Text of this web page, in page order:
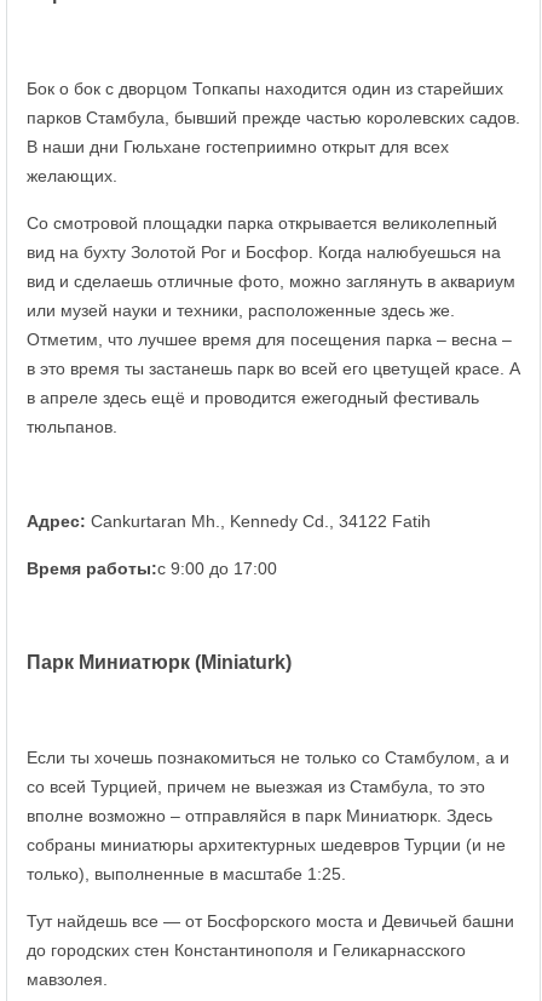
Бок о бок с дворцом Топкапы находится один из старейших
парков Стамбула, бывший прежде частью королевских садов.
В наши дни Гюльхане гостеприимно открыт для всех
желающих.
Со смотровой площадки парка открывается великолепный
вид на бухту Золотой Рог и Босфор. Когда налюбуешься на
вид и сделаешь отличные фото, можно заглянуть в аквариум
или музей науки и техники, расположенные здесь же.
Отметим, что лучшее время для посещения парка – весна –
в это время ты застанешь парк во всей его цветущей красе. А
в апреле здесь ещё и проводится ежегодный фестиваль
тюльпанов.
Адрес: Cankurtaran Mh., Kennedy Cd., 34122 Fatih
Время работы:с 9:00 до 17:00
Парк Миниатюрк (Miniaturk)
Если ты хочешь познакомиться не только со Стамбулом, а и
со всей Турцией, причем не выезжая из Стамбула, то это
вполне возможно – отправляйся в парк Миниатюрк. Здесь
собраны миниатюры архитектурных шедевров Турции (и не
только), выполненные в масштабе 1:25.
Тут найдешь все — от Босфорского моста и Девичьей башни
до городских стен Константинополя и Геликарнасского
мавзолея.